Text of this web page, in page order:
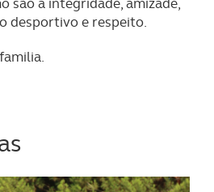
desportivo e respeito.